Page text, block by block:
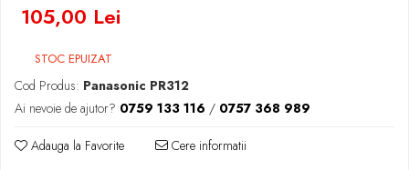
Ventilatoare
Cablu coaxial
Periferice PC
Accesorii auto
Roboti pornire
105,00 Lei
STOC EPUIZAT
Cod Produs: Panasonic PR312
Ai nevoie de ajutor? 0759 133 116 / 0757 368 989
Adauga la Favorite Cere informatii